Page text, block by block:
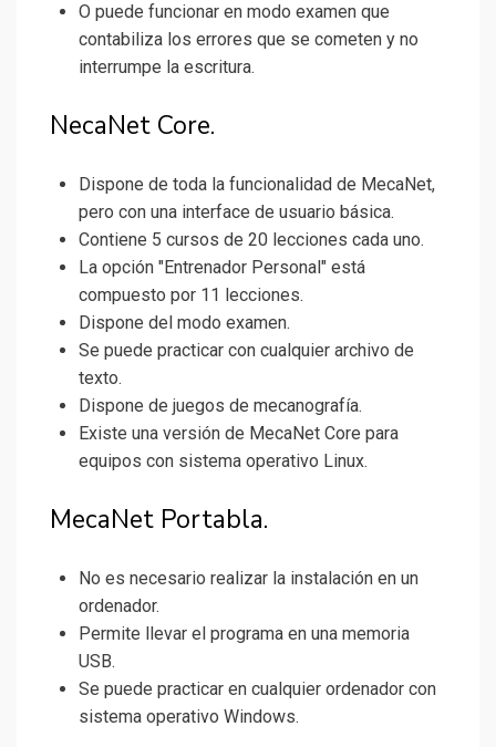
O puede funcionar en modo examen que
contabiliza los errores que se cometen y no
interrumpe la escritura.
NecaNet Core.
Dispone de toda la funcionalidad de MecaNet,
pero con una interface de usuario básica.
Contiene 5 cursos de 20 lecciones cada uno.
La opción "Entrenador Personal" está
compuesto por 11 lecciones.
Dispone del modo examen.
Se puede practicar con cualquier archivo de
texto.
Dispone de juegos de mecanografía.
Existe una versión de MecaNet Core para
equipos con sistema operativo Linux.
MecaNet Portabla.
No es necesario realizar la instalación en un
ordenador.
Permite llevar el programa en una memoria
USB.
Se puede practicar en cualquier ordenador con
sistema operativo Windows.